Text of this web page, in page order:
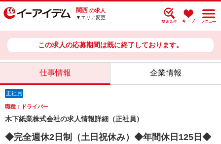
関西 の求人
▼エリア変更
この求人の応募期間は既に終了しております。
仕事情報 企業情報
正社員
職種：ドライバー
木下紙業株式会社の求人情報詳細（正社員）
◆完全週休2日制（土日祝休み）◆年間休日125日◆